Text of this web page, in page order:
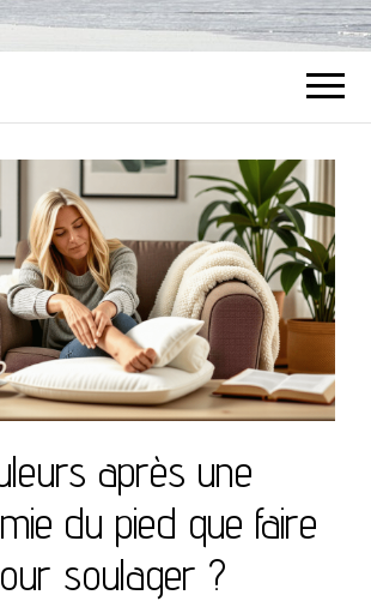
après une
du pied que faire
soulager ?